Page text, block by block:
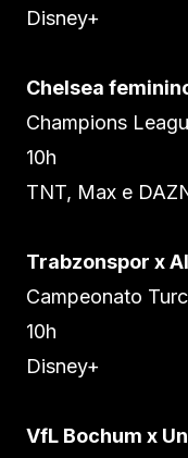
Disney+
Chelsea
Champions
10h
TNT, Max e
Trabzonspor x
Campeonato
10h
Disney+
VfL Bochum x